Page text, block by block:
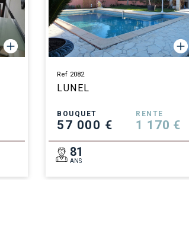
Ref 2082
LUNEL
BOUQUET
57 000 €
RENTE
1 170 €
81
ANS